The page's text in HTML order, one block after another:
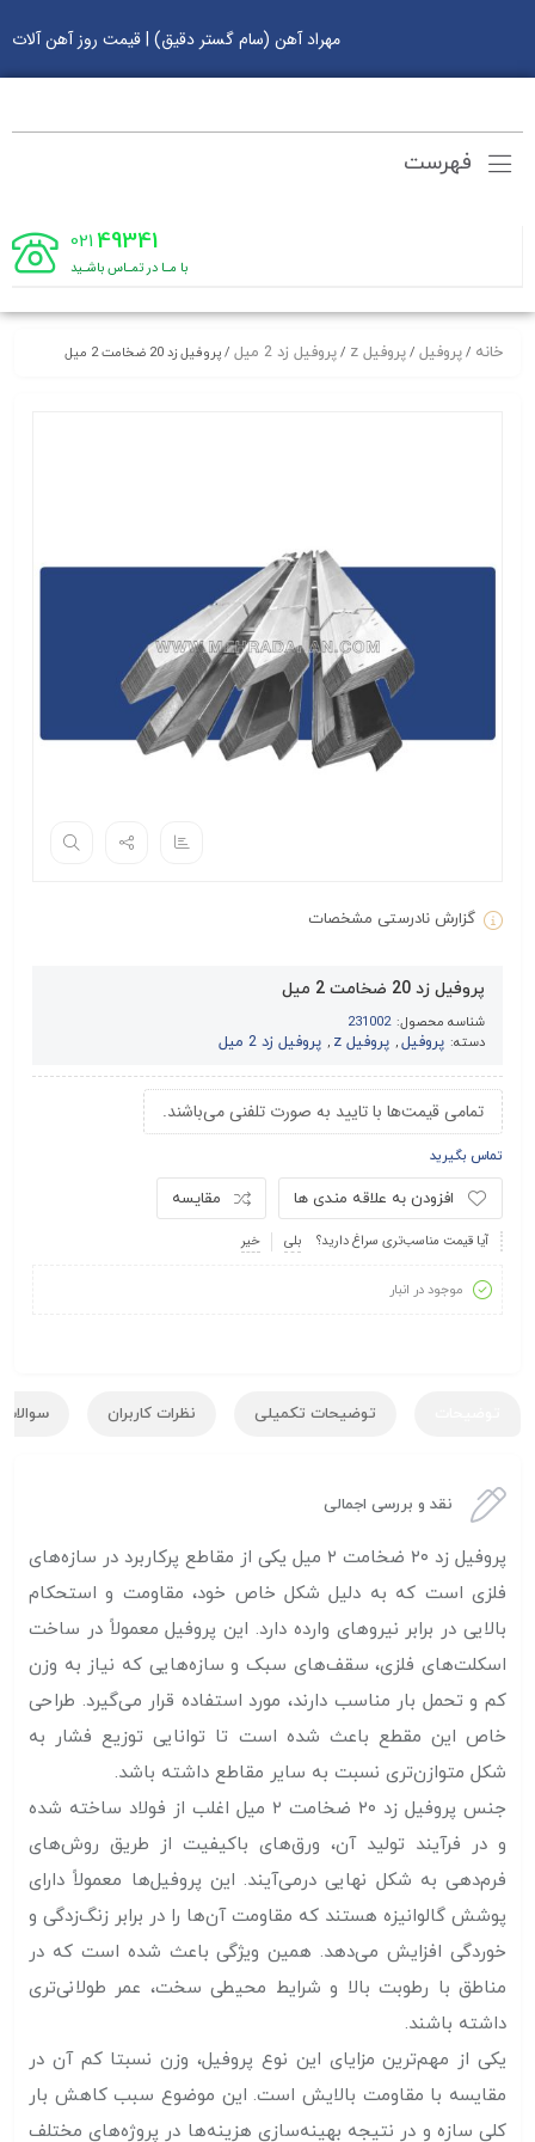
مهراد آهن (سام گستر دقیق) | قیمت روز آهن آلات
فهرست
49341
021
با مـا در تمـاس باشـید
خانه /پروفیل /پروفیل z /پروفیل زد 2 میل / پروفیل زد 20 ضخامت 2 میل
گزارش نادرستی مشخصات
پروفیل زد 20 ضخامت 2 میل
شناسه محصول: 231002
دسته: پروفیل, پروفیل z , پروفیل زد 2 میل
تمامی قیمت‌ها با تایید به صورت تلفنی می‌باشند.
تماس بگیرید
مقایسه افزودن به علاقه مندی ها
آیا قیمت مناسب‌تری سراغ دارید؟ بلی خیر
موجود در انبار
توضیحات تکمیلی نظرات کاربران سوالات
نقد و بررسی اجمالی
پروفیل زد ۲۰ ضخامت ۲ میل یکی از مقاطع پرکاربرد در سازه‌های
فلزی است که به دلیل شکل خاص خود، مقاومت و استحکام
بالایی در برابر نیروهای وارده دارد. این پروفیل معمولاً در ساخت
اسکلت‌های فلزی، سقف‌های سبک و سازه‌هایی که نیاز به وزن
کم و تحمل بار مناسب دارند، مورد استفاده قرار می‌گیرد. طراحی
خاص این مقطع باعث شده است تا توانایی توزیع فشار به
شکل متوازن‌تری نسبت به سایر مقاطع داشته باشد.
جنس پروفیل زد ۲۰ ضخامت ۲ میل اغلب از فولاد ساخته شده
و در فرآیند تولید آن، ورق‌های باکیفیت از طریق روش‌های
فرم‌دهی به شکل نهایی درمی‌آیند. این پروفیل‌ها معمولاً دارای
پوشش گالوانیزه هستند که مقاومت آن‌ها را در برابر زنگ‌زدگی و
خوردگی افزایش می‌دهد. همین ویژگی باعث شده است که در
مناطق با رطوبت بالا و شرایط محیطی سخت، عمر طولانی‌تری
داشته باشند.
یکی از مهم‌ترین مزایای این نوع پروفیل، وزن نسبتا کم آن در
مقایسه با مقاومت بالایش است. این موضوع سبب کاهش بار
کلی سازه و در نتیجه بهینه‌سازی هزینه‌ها در پروژه‌های مختلف